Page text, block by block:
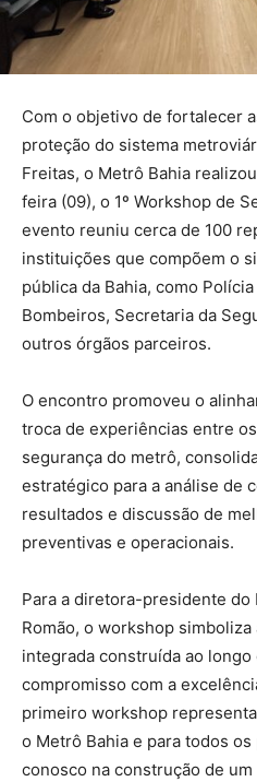
Com o objetivo de fortalecer
proteção do sistema
Freitas, o Metrô Bahia
feira (09), o 1º Workshop de
evento reuniu cerca de 100
instituições que compõem o
pública da Bahia, como
Bombeiros, Secretaria da
outros órgãos parceiros.
O encontro promoveu o
troca de experiências entre
segurança do metrô,
estratégico para a análise de
resultados e discussão de
preventivas e operacionais.
Para a diretora-presidente do
Romão, o workshop
integrada construída ao
compromisso com a
primeiro workshop
o Metrô Bahia e para todos
conosco na construção de